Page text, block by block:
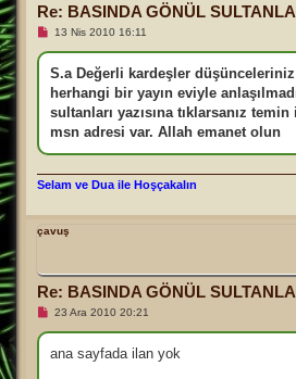
Re: BASINDA GÖNÜL
O
u
n
a
m
ş
s
a
13 Nis 2010 16:11
S.a Değerli kardeşler
herhangi bir yayın eviyle
sultanları yazısına tıklarsanız
msn adresi var. Allah emanet olun
Selam ve Dua ile Hoşçakalın
çavuş
Re: BASINDA GÖNÜL
O
u
n
23 Ara 2010 20:21
ana sayfada ilan yok